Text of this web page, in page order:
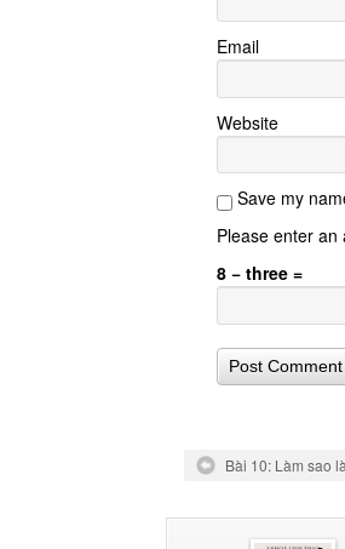
Email
Website
Save my
Please enter an
8 − three =
Bài 10: Làm sao